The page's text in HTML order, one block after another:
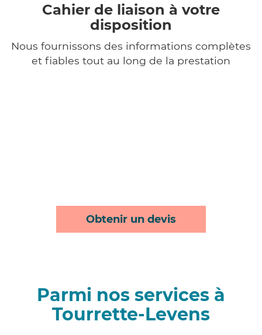
Cahier de liaison à votre
disposition
Nous fournissons des informations complètes
et fiables tout au long de la prestation
Obtenir un devis
Parmi nos services à
Tourrette-Levens